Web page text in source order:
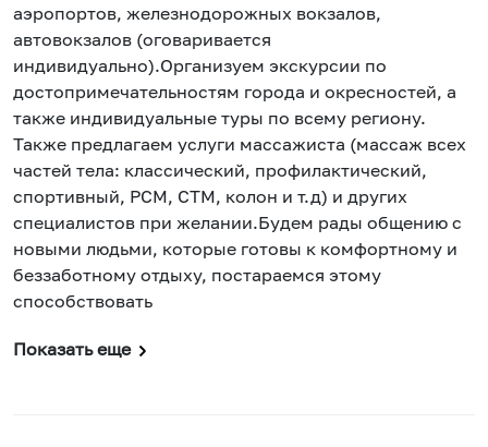
аэропортов, железнодорожных вокзалов,
автовокзалов (оговаривается
индивидуально).Организуем экскурсии по
достопримечательностям города и окресностей, а
также индивидуальные туры по всему региону.
Также предлагаем услуги массажиста (массаж всех
частей тела: классический, профилактический,
спортивный, РСМ, СТМ, колон и т.д) и других
специалистов при желании.Будем рады общению с
новыми людьми, которые готовы к комфортному и
беззаботному отдыху, постараемся этому
способствовать
Показать еще